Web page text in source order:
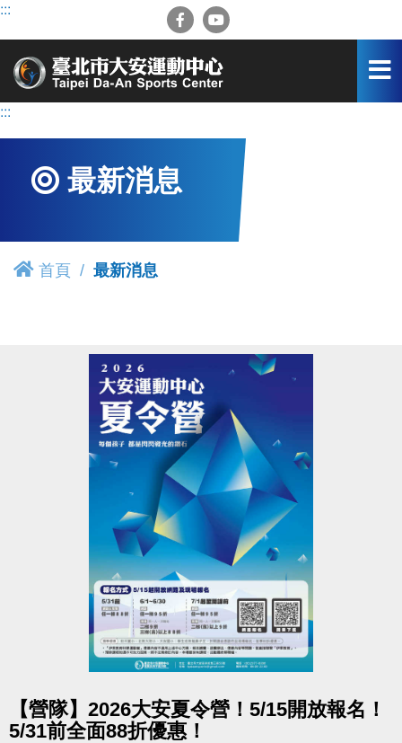
跳
容
:::
:::
最新消息
首頁 最新消息
【營隊】2026大安夏令營！5/15開放報名！
5/31前全面88折優惠！